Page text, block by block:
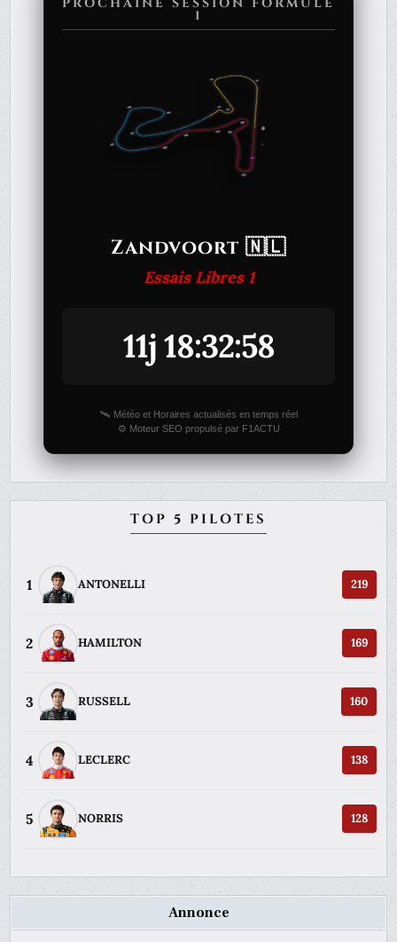
PROCHAINE SESSION FORMULE
1
Zandvoort 🇳🇱
Essais Libres 1
11j 18:32:58
🛰️ Météo et Horaires actualisés en temps réel
⚙️ Moteur SEO propulsé par F1ACTU
TOP 5 PILOTES
1 ANTONELLI 219
2 HAMILTON 169
3 RUSSELL 160
4 LECLERC 138
5 NORRIS 128
Annonce